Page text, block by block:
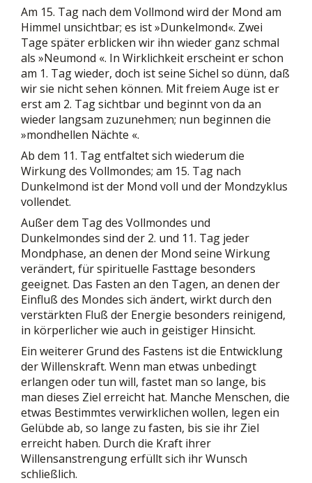
Am 15. Tag nach dem Vollmond wird der Mond am
Himmel unsichtbar; es ist »Dunkelmond«. Zwei
Tage später erblicken wir ihn wieder ganz schmal
als »Neumond «. In Wirklichkeit erscheint er schon
am 1. Tag wieder, doch ist seine Sichel so dünn, daß
wir sie nicht sehen können. Mit freiem Auge ist er
erst am 2. Tag sichtbar und beginnt von da an
wieder langsam zuzunehmen; nun beginnen die
»mondhellen Nächte «.
Ab dem 11. Tag entfaltet sich wiederum die
Wirkung des Vollmondes; am 15. Tag nach
Dunkelmond ist der Mond voll und der Mondzyklus
vollendet.
Außer dem Tag des Vollmondes und
Dunkelmondes sind der 2. und 11. Tag jeder
Mondphase, an denen der Mond seine Wirkung
verändert, für spirituelle Fasttage besonders
geeignet. Das Fasten an den Tagen, an denen der
Einfluß des Mondes sich ändert, wirkt durch den
verstärkten Fluß der Energie besonders reinigend,
in körperlicher wie auch in geistiger Hinsicht.
Ein weiterer Grund des Fastens ist die Entwicklung
der Willenskraft. Wenn man etwas unbedingt
erlangen oder tun will, fastet man so lange, bis
man dieses Ziel erreicht hat. Manche Menschen, die
etwas Bestimmtes verwirklichen wollen, legen ein
Gelübde ab, so lange zu fasten, bis sie ihr Ziel
erreicht haben. Durch die Kraft ihrer
Willensanstrengung erfüllt sich ihr Wunsch
schließlich.